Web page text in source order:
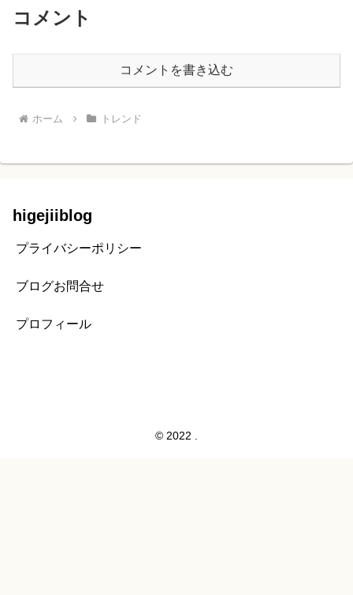
コメント
コメントを書き込む
ホーム トレンド
higejiiblog
プライバシーポリシー
ブログお問合せ
プロフィール
© 2022 .